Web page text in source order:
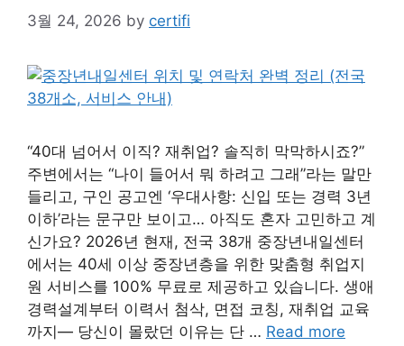
3월 24, 2026 by certifi
“40대 넘어서 이직? 재취업? 솔직히 막막하시죠?”
주변에서는 “나이 들어서 뭐 하려고 그래”라는 말만
들리고, 구인 공고엔 ‘우대사항: 신입 또는 경력 3년
이하’라는 문구만 보이고… 아직도 혼자 고민하고 계
신가요? 2026년 현재, 전국 38개 중장년내일센터
에서는 40세 이상 중장년층을 위한 맞춤형 취업지
원 서비스를 100% 무료로 제공하고 있습니다. 생애
경력설계부터 이력서 첨삭, 면접 코칭, 재취업 교육
까지— 당신이 몰랐던 이유는 단 … Read more